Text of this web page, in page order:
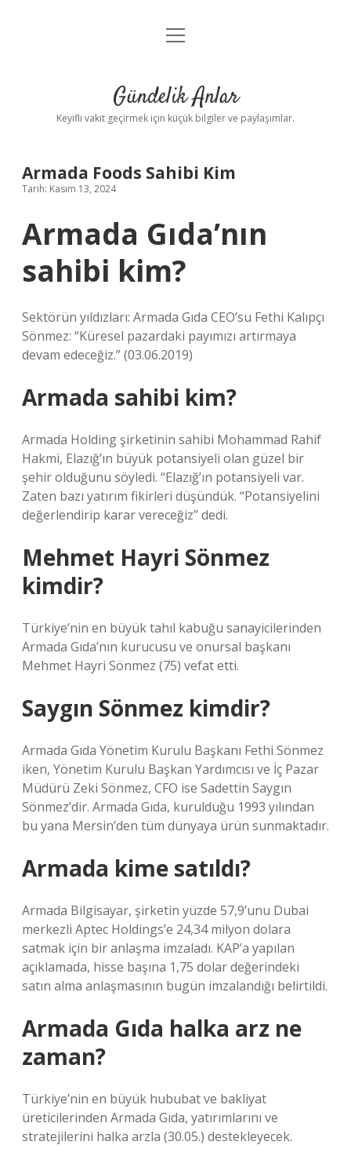
Anasayfa
Yasal Uyarı
menüyü
Gündelik Anlar
Keyifli vakit geçirmek için küçük bilgiler ve paylaşımlar.
Armada Foods Sahibi Kim
Tarih: Kasım 13, 2024
Armada Gıda’nın
sahibi kim?
Sektörün yıldızları: Armada Gıda CEO’su Fethi Kalıpçı
Sönmez: “Küresel pazardaki payımızı artırmaya
devam edeceğiz.” (03.06.2019)
Armada sahibi kim?
Armada Holding şirketinin sahibi Mohammad Rahif
Hakmi, Elazığ’ın büyük potansiyeli olan güzel bir
şehir olduğunu söyledi. “Elazığ’ın potansiyeli var.
Zaten bazı yatırım fikirleri düşündük. “Potansiyelini
değerlendirip karar vereceğiz” dedi.
Mehmet Hayri Sönmez
kimdir?
Türkiye’nin en büyük tahıl kabuğu sanayicilerinden
Armada Gıda’nın kurucusu ve onursal başkanı
Mehmet Hayri Sönmez (75) vefat etti.
Saygın Sönmez kimdir?
Armada Gıda Yönetim Kurulu Başkanı Fethi Sönmez
iken, Yönetim Kurulu Başkan Yardımcısı ve İç Pazar
Müdürü Zeki Sönmez, CFO ise Sadettin Saygın
Sönmez’dir. Armada Gıda, kurulduğu 1993 yılından
bu yana Mersin’den tüm dünyaya ürün sunmaktadır.
Armada kime satıldı?
Armada Bilgisayar, şirketin yüzde 57,9’unu Dubai
merkezli Aptec Holdings’e 24,34 milyon dolara
satmak için bir anlaşma imzaladı. KAP’a yapılan
açıklamada, hisse başına 1,75 dolar değerindeki
satın alma anlaşmasının bugün imzalandığı belirtildi.
Armada Gıda halka arz ne
zaman?
Türkiye’nin en büyük hububat ve bakliyat
üreticilerinden Armada Gıda, yatırımlarını ve
stratejilerini halka arzla (30.05.) destekleyecek.